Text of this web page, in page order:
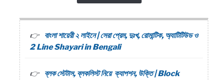
বাংলা শায়েরী ২ লাইনে | সেরা প্রেম, দুঃখ, রোমান্টিক, অ্যাটিটিউড ও
2 Line Shayari in Bengali
ব্লক স্টেটাস, ব্লকলিস্ট নিয়ে ক্যাপশন, উক্তি | Block